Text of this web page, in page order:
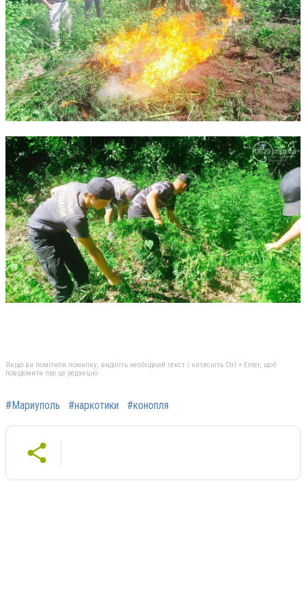
Якщо ви помітили помилку, виділіть необхідний текст і натисніть Ctrl + Enter, щоб
повідомити про це редакцію
#Мариуполь #наркотики #конопля